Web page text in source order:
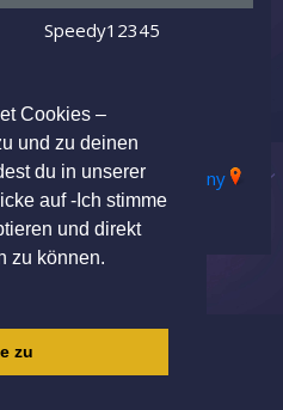
Cookies –
und zu deinen
du in unserer
auf -Ich stimme
und direkt
zu können.
zu
Speedy12345
eine Frau
50 Jahre alt
Bad Schlema, Germany
DATENSCHUTZ